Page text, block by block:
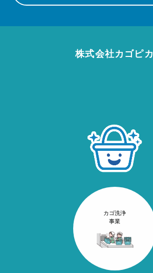
株式会社カゴピカ
カゴ洗浄
事業